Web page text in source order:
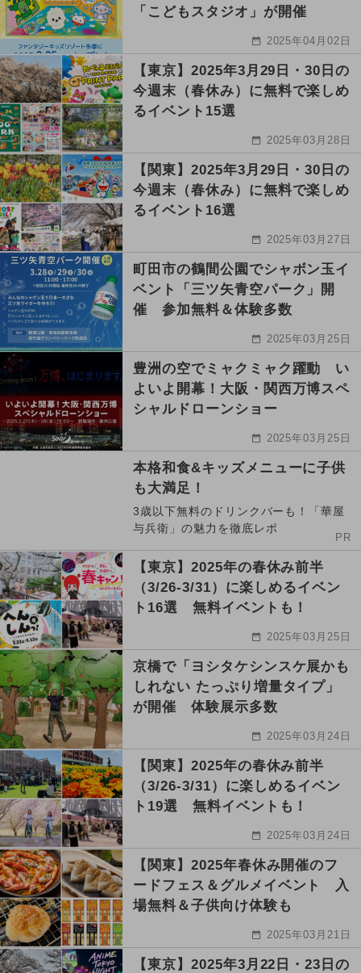
「こどもスタジオ」が開催
2025年04月02日
【東京】2025年3月29日・30日の
今週末（春休み）に無料で楽しめ
るイベント15選
2025年03月28日
【関東】2025年3月29日・30日の
今週末（春休み）に無料で楽しめ
るイベント16選
2025年03月27日
町田市の鶴間公園でシャボン玉イ
ベント「三ツ矢青空パーク」開
催 参加無料＆体験多数
2025年03月25日
豊洲の空でミャクミャク躍動 い
よいよ開幕！大阪・関西万博スペ
シャルドローンショー
2025年03月25日
本格和食&キッズメニューに子供
も大満足！
3歳以下無料のドリンクバーも！「華屋
与兵衛」の魅力を徹底レポ
PR
【東京】2025年の春休み前半
（3/26-3/31）に楽しめるイベン
ト16選 無料イベントも！
2025年03月25日
京橋で「ヨシタケシンスケ展かも
しれない たっぷり増量タイプ」
が開催 体験展示多数
2025年03月24日
【関東】2025年の春休み前半
（3/26-3/31）に楽しめるイベン
ト19選 無料イベントも！
2025年03月24日
【関東】2025年春休み開催のフ
ードフェス＆グルメイベント 入
場無料＆子供向け体験も
2025年03月21日
【東京】2025年3月22日・23日の